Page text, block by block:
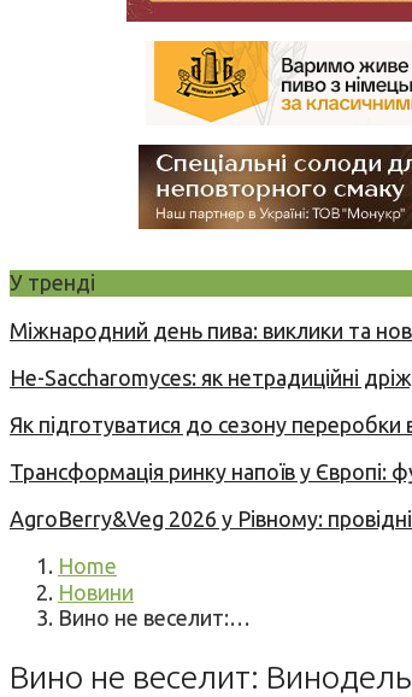
У тренді
Міжнародний день пива: виклики та
Не-Saccharomyces: як нетрадиційні
Як підготуватися до сезону
Трансформація ринку напоїв у Європі:
AgroBerry&Veg 2026 у Рівному:
Home
Новини
Вино не веселит:…
Вино не веселит: